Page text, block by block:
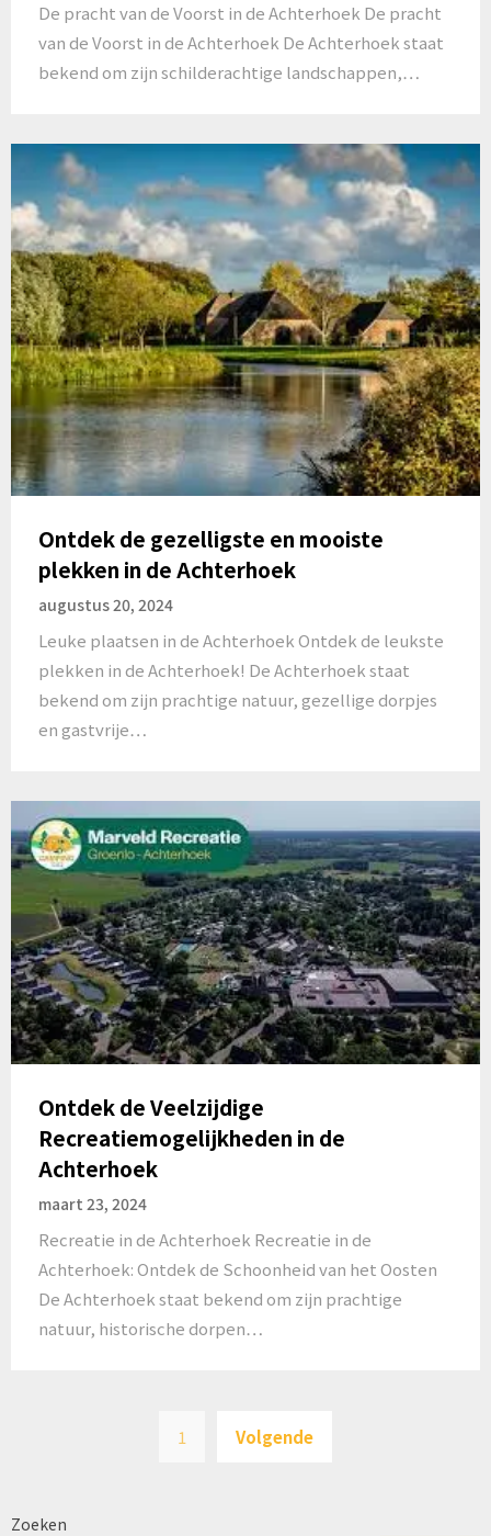
De pracht van de Voorst in de Achterhoek De pracht
van de Voorst in de Achterhoek De Achterhoek staat
bekend om zijn schilderachtige landschappen,…
Ontdek de gezelligste en mooiste
plekken in de Achterhoek
augustus 20, 2024
Leuke plaatsen in de Achterhoek Ontdek de leukste
plekken in de Achterhoek! De Achterhoek staat
bekend om zijn prachtige natuur, gezellige dorpjes
en gastvrije…
Ontdek de Veelzijdige
Recreatiemogelijkheden in de
Achterhoek
maart 23, 2024
Recreatie in de Achterhoek Recreatie in de
Achterhoek: Ontdek de Schoonheid van het Oosten
De Achterhoek staat bekend om zijn prachtige
natuur, historische dorpen…
paginering
1 Volgende
Zoeken